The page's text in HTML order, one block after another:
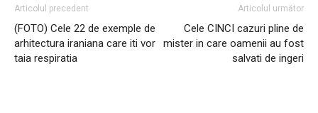
Articolul precedent
(FOTO) Cele 22 de exemple de
arhitectura iraniana care iti vor
taia respiratia
Articolul următor
Cele CINCI cazuri pline de
mister in care oamenii au fost
salvati de ingeri